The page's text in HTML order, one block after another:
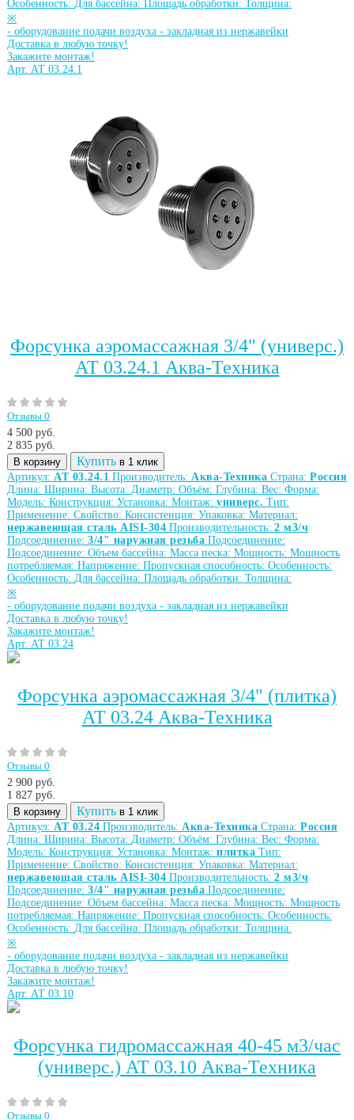
Особенность: Для бассейна: Площадь обработки: Толщина:
※
- оборудование подачи воздуха - закладная из нержавейки
Доставка в любую точку!
Закажите монтаж!
Арт. АТ 03.24.1
Форсунка аэромассажная 3/4" (универс.)
АТ 03.24.1 Аква-Техника
Отзывы 0
4 500 руб.
2 835 руб.
В корзину
Купить в 1 клик
Артикул: АТ 03.24.1 Производитель: Аква-Техника Страна: Россия
Длина: Ширина: Высота: Диаметр: Объём: Глубина: Вес: Форма:
Модель: Конструкция: Установка: Монтаж: универс. Тип:
Применение: Свойство: Консистенция: Упаковка: Материал:
нержавеющая сталь AISI-304 Производительность: 2 м3/ч
Подсоединение: 3/4" наружная резьба Подсоединение:
Подсоединение: Объем бассейна: Масса песка: Мощность: Мощность
потребляемая: Напряжение: Пропускная способность: Особенность:
Особенность: Для бассейна: Площадь обработки: Толщина:
※
- оборудование подачи воздуха - закладная из нержавейки
Доставка в любую точку!
Закажите монтаж!
Арт. АТ 03.24
Форсунка аэромассажная 3/4" (плитка)
АТ 03.24 Аква-Техника
Отзывы 0
2 900 руб.
1 827 руб.
В корзину
Купить в 1 клик
Артикул: АТ 03.24 Производитель: Аква-Техника Страна: Россия
Длина: Ширина: Высота: Диаметр: Объём: Глубина: Вес: Форма:
Модель: Конструкция: Установка: Монтаж: плитка Тип:
Применение: Свойство: Консистенция: Упаковка: Материал:
нержавеющая сталь AISI-304 Производительность: 2 м3/ч
Подсоединение: 3/4" наружная резьба Подсоединение:
Подсоединение: Объем бассейна: Масса песка: Мощность: Мощность
потребляемая: Напряжение: Пропускная способность: Особенность:
Особенность: Для бассейна: Площадь обработки: Толщина:
※
- оборудование подачи воздуха - закладная из нержавейки
Доставка в любую точку!
Закажите монтаж!
Арт. АТ 03.10
Форсунка гидромассажная 40-45 м3/час
(универс.) АТ 03.10 Аква-Техника
Отзывы 0